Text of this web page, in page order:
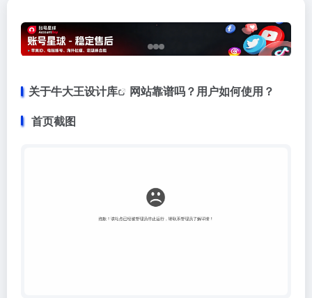
关于牛大王设计库
网站靠谱吗？用户如何使用？
首页截图